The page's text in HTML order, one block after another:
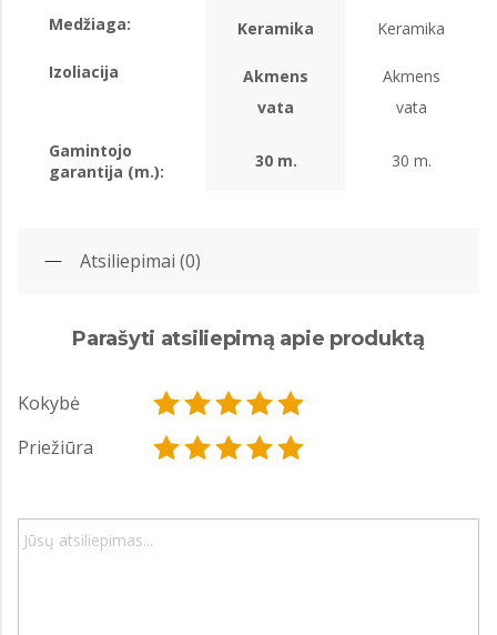
Medžiaga: Keramika Keramika
Izoliacija
Akmens
vata
Akmens
vata
Gamintojo
garantija (m.):
30 m. 30 m.
Atsiliepimai (0)
Parašyti atsiliepimą apie produktą
Kokybė
Priežiūra